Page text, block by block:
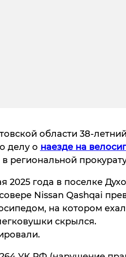
области 38-летний
делу о наезде на
региональной
2025 года в поселке
Nissan Qashqai
на котором
скрылся.